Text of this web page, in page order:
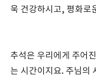
욱 건강하시고, 평화로
추석은 우리에게 주어
는 시간이지요. 주님의